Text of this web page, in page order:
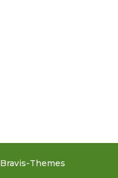
Bravis-Themes